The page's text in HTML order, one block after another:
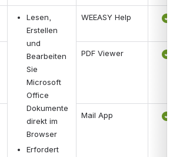
Lesen,
Erstellen
und
Bearbeiten
Sie
Microsoft
Office
Dokumente
direkt im
Browser
Erfordert
WEEASY Help
PDF Viewer
Mail App